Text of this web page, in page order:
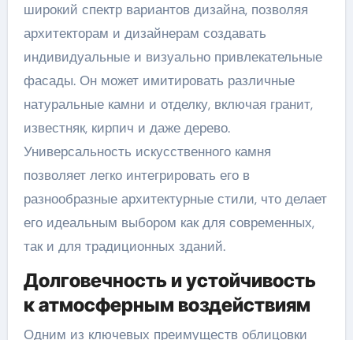
широкий спектр вариантов дизайна, позволяя
архитекторам и дизайнерам создавать
индивидуальные и визуально привлекательные
фасады. Он может имитировать различные
натуральные камни и отделку, включая гранит,
известняк, кирпич и даже дерево.
Универсальность искусственного камня
позволяет легко интегрировать его в
разнообразные архитектурные стили, что делает
его идеальным выбором как для современных,
так и для традиционных зданий.
Долговечность и устойчивость
к атмосферным воздействиям
Одним из ключевых преимуществ облицовки